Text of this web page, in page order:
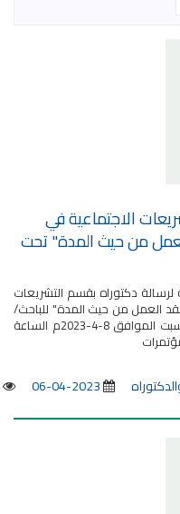
الاجتماعية في
من حيث المدة" تحت
دكتوراه بقسم التشريعات
العمل من حيث المدة" للباحث/
طارق محمد شعبان سليمان. وذلك يوم السبت الموافق 8-4-2023م الساعة
2023-04-06